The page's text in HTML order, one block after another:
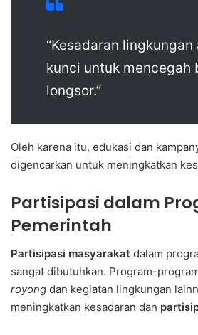
“Kesadaran lingkungan
kunci untuk mencegah
longsor.”
Oleh karena itu, edukasi dan
digencarkan untuk meningkatkan
Partisipasi dalam
Pemerintah
Partisipasi masyarakat dalam
sangat dibutuhkan. Program-
royong dan kegiatan lingkungan
meningkatkan kesadaran dan